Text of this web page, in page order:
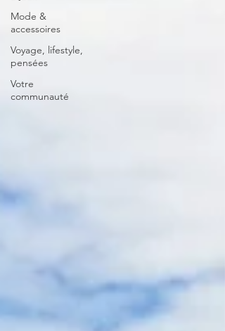
Mode &
accessoires
Voyage, lifestyle,
pensées
Votre
communauté